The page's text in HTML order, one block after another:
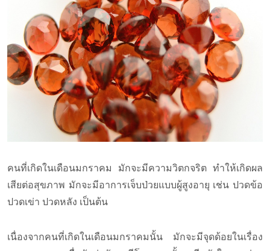
คนที่เกิดในเดือนมกราคม มักจะมีความวิตกจริต ทำให้เกิดผล
เสียต่อสุขภาพ มักจะมีอาการเจ็บป่วยแบบผู้สูงอายุ เช่น ปวดข้อ
ปวดเข่า ปวดหลัง เป็นต้น
เนื่องจากคนที่เกิดในเดือนมกราคมนั้น มักจะมีจุดด้อยในเรื่อง